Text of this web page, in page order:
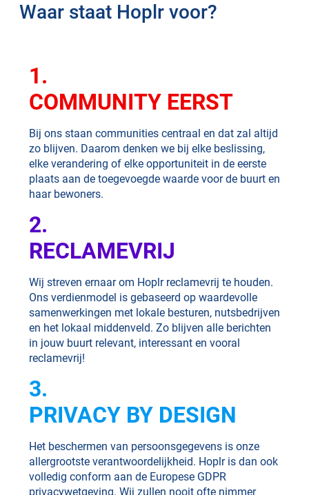
Waar staat Hoplr voor?
1.
COMMUNITY EERST
Bij ons staan communities centraal en dat zal altijd
zo blijven. Daarom denken we bij elke beslissing,
elke verandering of elke opportuniteit in de eerste
plaats aan de toegevoegde waarde voor de buurt en
haar bewoners.
2.
RECLAMEVRIJ
Wij streven ernaar om Hoplr reclamevrij te houden.
Ons verdienmodel is gebaseerd op waardevolle
samenwerkingen met lokale besturen, nutsbedrijven
en het lokaal middenveld. Zo blijven alle berichten
in jouw buurt relevant, interessant en vooral
reclamevrij!
3.
PRIVACY BY DESIGN
Het beschermen van persoonsgegevens is onze
allergrootste verantwoordelijkheid. Hoplr is dan ook
volledig conform aan de Europese GDPR
privacywetgeving. Wij zullen nooit ofte nimmer